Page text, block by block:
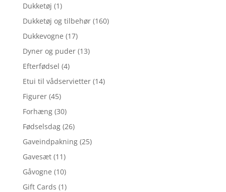
Dukketøj (1)
Dukketøj og tilbehør (160)
Dukkevogne (17)
Dyner og puder (13)
Efterfødsel (4)
Etui til vådservietter (14)
Figurer (45)
Forhæng (30)
Fødselsdag (26)
Gaveindpakning (25)
Gavesæt (11)
Gåvogne (10)
Gift Cards (1)